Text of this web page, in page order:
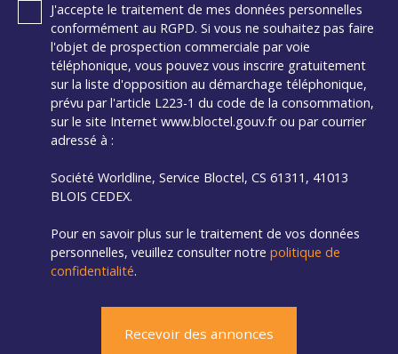
J'accepte le traitement de mes données personnelles
conformément au RGPD. Si vous ne souhaitez pas faire
l'objet de prospection commerciale par voie
téléphonique, vous pouvez vous inscrire gratuitement
sur la liste d'opposition au démarchage téléphonique,
prévu par l'article L223-1 du code de la consommation,
sur le site Internet www.bloctel.gouv.fr ou par courrier
adressé à :
Société Worldline, Service Bloctel, CS 61311, 41013
BLOIS CEDEX.
Pour en savoir plus sur le traitement de vos données
personnelles, veuillez consulter notre politique de
confidentialité.
Recevoir des annonces